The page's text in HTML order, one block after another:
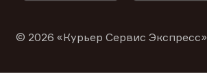
© 2026 «Курьер Сервис Экспресс»